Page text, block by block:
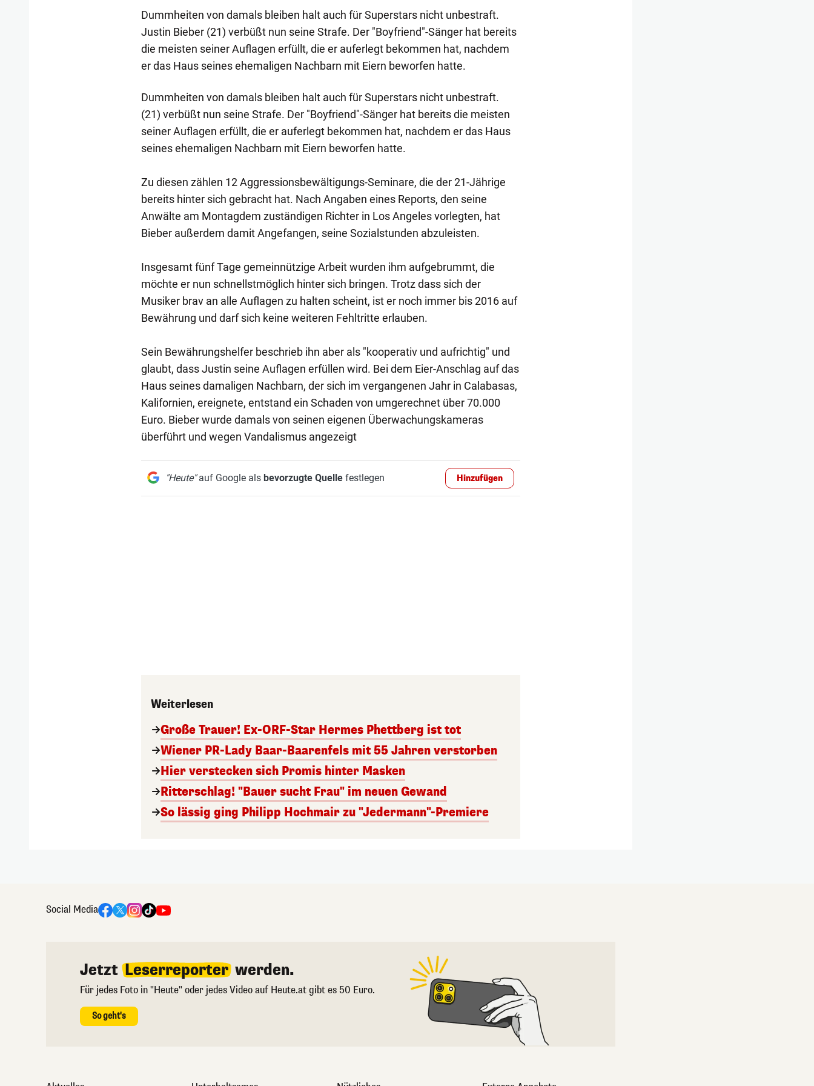
Dummheiten von damals bleiben halt auch für Superstars nicht unbestraft.
Justin Bieber (21) verbüßt nun seine Strafe. Der "Boyfriend"-Sänger hat bereits
die meisten seiner Auflagen erfüllt, die er auferlegt bekommen hat, nachdem
er das Haus seines ehemaligen Nachbarn mit Eiern beworfen hatte.
Dummheiten von damals bleiben halt auch für Superstars nicht unbestraft.
(21) verbüßt nun seine Strafe. Der "Boyfriend"-Sänger hat bereits die meisten
seiner Auflagen erfüllt, die er auferlegt bekommen hat, nachdem er das Haus
seines ehemaligen Nachbarn mit Eiern beworfen hatte.
Zu diesen zählen 12 Aggressionsbewältigungs-Seminare, die der 21-Jährige
bereits hinter sich gebracht hat. Nach Angaben eines Reports, den seine
Anwälte am Montagdem zuständigen Richter in Los Angeles vorlegten, hat
Bieber außerdem damit Angefangen, seine Sozialstunden abzuleisten.
Insgesamt fünf Tage gemeinnützige Arbeit wurden ihm aufgebrummt, die
möchte er nun schnellstmöglich hinter sich bringen. Trotz dass sich der
Musiker brav an alle Auflagen zu halten scheint, ist er noch immer bis 2016 auf
Bewährung und darf sich keine weiteren Fehltritte erlauben.
Sein Bewährungshelfer beschrieb ihn aber als "kooperativ und aufrichtig" und
glaubt, dass Justin seine Auflagen erfüllen wird. Bei dem Eier-Anschlag auf das
Haus seines damaligen Nachbarn, der sich im vergangenen Jahr in Calabasas,
Kalifornien, ereignete, entstand ein Schaden von umgerechnet über 70.000
Euro. Bieber wurde damals von seinen eigenen Überwachungskameras
überführt und wegen Vandalismus angezeigt
"Heute"auf Google als bevorzugte Quellefestlegen Hinzufügen
Weiterlesen
Große Trauer! Ex-ORF-Star Hermes Phettberg ist tot
Wiener PR-Lady Baar-Baarenfels mit 55 Jahren verstorben
Hier verstecken sich Promis hinter Masken
Ritterschlag! "Bauer sucht Frau" im neuen Gewand
So lässig ging Philipp Hochmair zu "Jedermann"-Premiere
Social Media
Jetzt Leserreporter werden.
Für jedes Foto in "Heute" oder jedes Video auf Heute.at gibt es 50 Euro.
So geht's